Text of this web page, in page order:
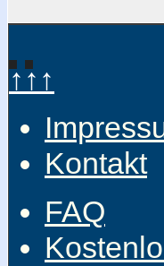
↑↑↑
Kontakt
FAQ